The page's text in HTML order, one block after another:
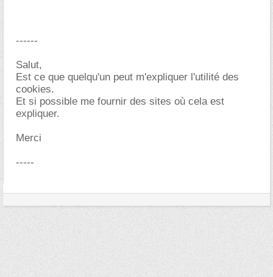
------
Salut,
Est ce que quelqu'un peut m'expliquer l'utilité des
cookies.
Et si possible me fournir des sites où cela est
expliquer.
Merci
-----